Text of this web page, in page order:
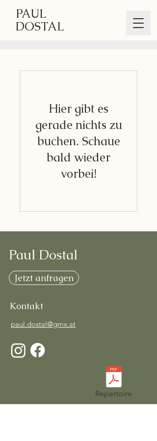
PAUL
DOSTAL
Hier gibt es
gerade nichts zu
buchen. Schaue
bald wieder
vorbei!
Paul Dostal
Jetzt anfragen
Kontakt
paul.dostal@gmx.at
Repertoire